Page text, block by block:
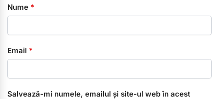
Nume *
Email *
Salvează-mi numele, emailul și site-ul web în acest